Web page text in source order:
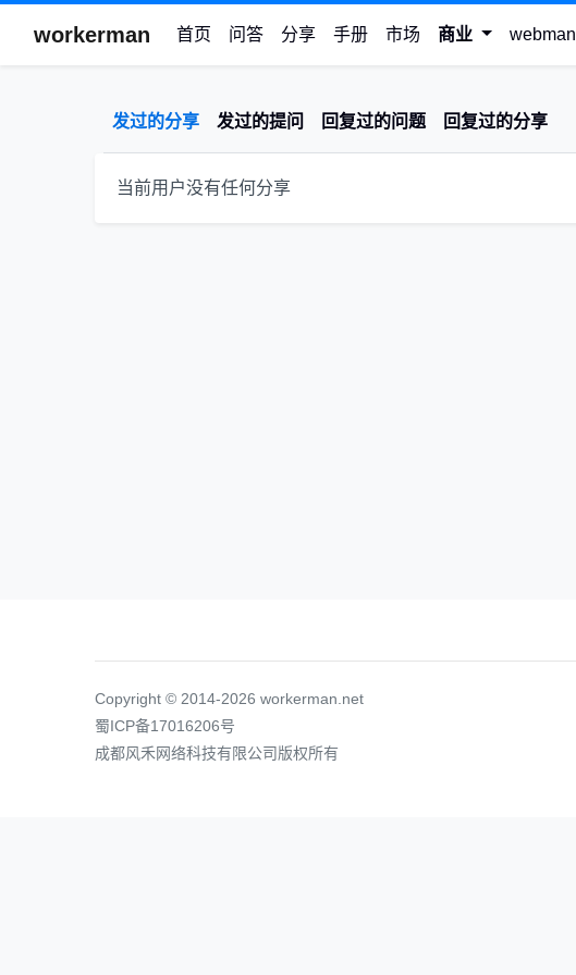
workerman 首页 问答 分享 手册 市场 商业 webman
发过的分享 发过的提问 回复过的问题 回复过的分享
当前用户没有任何分享
Copyright © 2014-2026 workerman.net
蜀ICP备17016206号
成都风禾网络科技有限公司版权所有